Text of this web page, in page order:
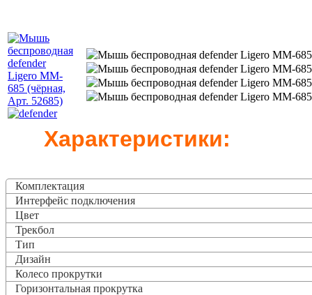
Характеристики:
Комплектация
Интерфейс подключения
Цвет
Трекбол
Тип
Дизайн
Колесо прокрутки
Горизонтальная прокрутка